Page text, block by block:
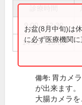
9:00～12:30
14:30～18:00
お盆(8月中旬)は
に必ず医療機関に
備考: 胃カメ
が出来ます。
大腸カメラ